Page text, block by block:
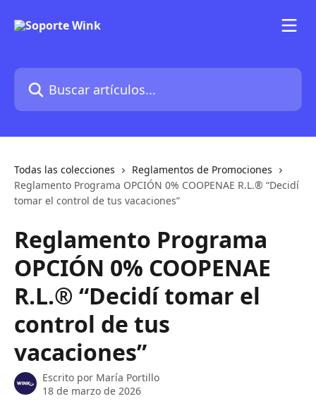
Buscar artículos...
Todas las colecciones
Reglamentos de Promociones
Reglamento Programa OPCIÓN 0% COOPENAE R.L.® “Decidí
tomar el control de tus vacaciones”
Reglamento Programa
OPCIÓN 0% COOPENAE
R.L.® “Decidí tomar el
control de tus
vacaciones”
Escrito por María Portillo
18 de marzo de 2026